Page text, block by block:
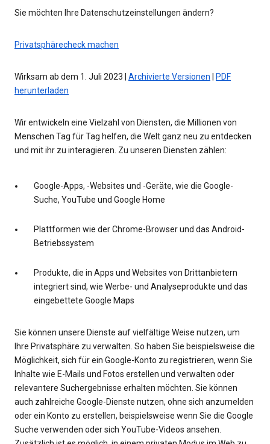
Sie möchten Ihre Datenschutzeinstellungen ändern?
Privatsphärecheck machen
Wirksam ab dem 1. Juli 2023 | Archivierte Versionen
PDF
herunterladen
Wir entwickeln eine Vielzahl von Diensten, die Millionen von
Menschen Tag für Tag helfen, die Welt ganz neu zu entdecken
und mit ihr zu interagieren. Zu unseren Diensten zählen:
Google-Apps, -Websites und -Geräte, wie die Google-
Suche, YouTube und Google Home
Plattformen wie der Chrome-Browser und das Android-
Betriebssystem
Produkte, die in Apps und Websites von Drittanbietern
integriert sind, wie Werbe- und Analyseprodukte und das
eingebettete Google Maps
Sie können unsere Dienste auf vielfältige Weise nutzen, um
Ihre Privatsphäre zu verwalten. So haben Sie beispielsweise die
Möglichkeit, sich für ein Google-Konto zu registrieren, wenn Sie
Inhalte wie E-Mails und Fotos erstellen und verwalten oder
relevantere Suchergebnisse erhalten möchten. Sie können
auch zahlreiche Google-Dienste nutzen, ohne sich anzumelden
oder ein Konto zu erstellen, beispielsweise wenn Sie die Google
Suche verwenden oder sich YouTube-Videos ansehen.